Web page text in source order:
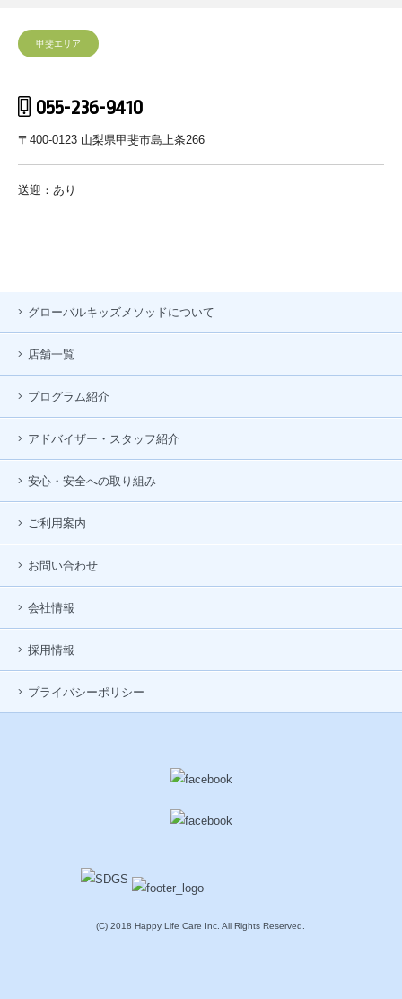
甲斐エリア
055-236-9410
〒400-0123 山梨県甲斐市島上条266
送迎：あり
グローバルキッズメソッドについて
店舗一覧
プログラム紹介
アドバイザー・スタッフ紹介
安心・安全への取り組み
ご利用案内
お問い合わせ
会社情報
採用情報
プライバシーポリシー
(C) 2018 Happy Life Care Inc. All Rights Reserved.